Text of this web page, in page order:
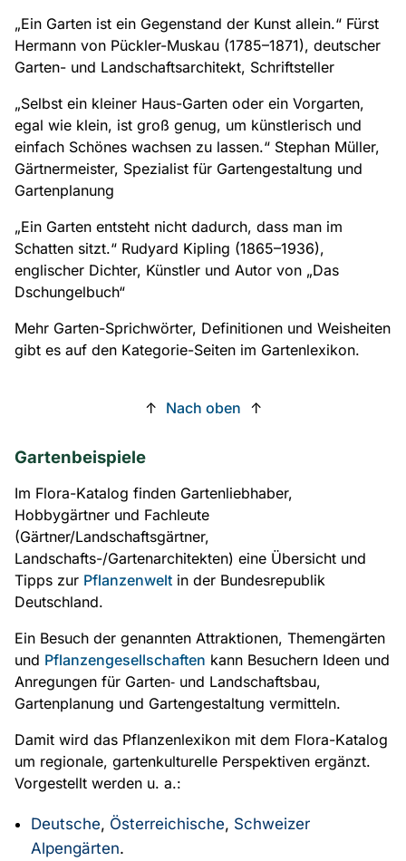
„Ein Garten ist ein Gegenstand der Kunst allein.“ Fürst
Hermann von Pückler-Muskau (1785–1871), deutscher
Garten- und Landschaftsarchitekt, Schriftsteller
„Selbst ein kleiner Haus-Garten oder ein Vorgarten,
egal wie klein, ist groß genug, um künstlerisch und
einfach Schönes wachsen zu lassen.“ Stephan Müller,
Gärtnermeister, Spezialist für Gartengestaltung und
Gartenplanung
„Ein Garten entsteht nicht dadurch, dass man im
Schatten sitzt.“ Rudyard Kipling (1865–1936),
englischer Dichter, Künstler und Autor von „Das
Dschungelbuch“
Mehr Garten-Sprichwörter, Definitionen und Weisheiten
gibt es auf den Kategorie-Seiten im Gartenlexikon.
↑ Nach oben ↑
Gartenbeispiele
Im Flora-Katalog finden Gartenliebhaber,
Hobbygärtner und Fachleute
(Gärtner/Landschaftsgärtner,
Landschafts-/Gartenarchitekten) eine Übersicht und
Tipps zur Pflanzenwelt in der Bundesrepublik
Deutschland.
Ein Besuch der genannten Attraktionen, Themengärten
und Pflanzengesellschaften kann Besuchern Ideen und
Anregungen für Garten‑ und Landschaftsbau,
Gartenplanung und Gartengestaltung vermitteln.
Damit wird das Pflanzenlexikon mit dem Flora-Katalog
um regionale, gartenkulturelle Perspektiven ergänzt.
Vorgestellt werden u. a.:
Deutsche, Österreichische, Schweizer
Alpengärten.